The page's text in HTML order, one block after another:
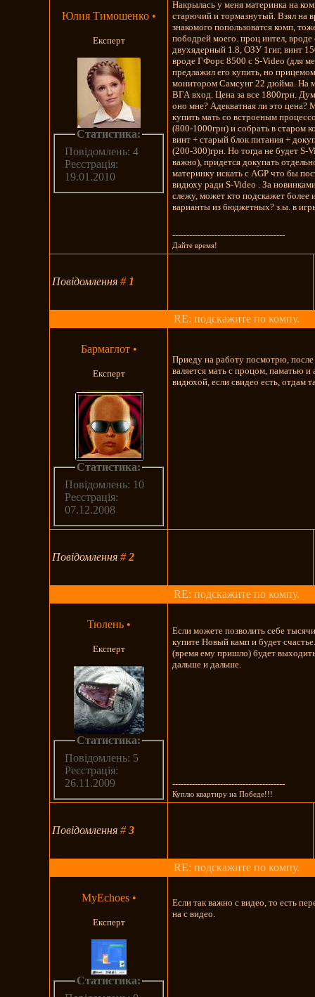
Юлия Тимошенко •
Експерт
Статистика:
Повідомлень: 4
Реєстрація:
19.01.2010
Накрылась у меня материнка на
старючий и тормазнутый. Взял на
знакомого попользоватся комп,
пободрей моего. проц интел, вроде
двухядерный 1.8, ОЗУ 1гиг, винт
вроде ГФорс 8500 с S-Video (для
предлажил его купить, но
монитором Самсунг 22 дюйма. На
ВГА вход. Цена за все 1800грн.
оно мне? Адекватная ли это
купить мать со встроеным
(800-1000грн) и собрать в старом
винт + старый блок питания +
(200-300)грн. Но тогда не будет S-
важно), придется докупать
материнку искать с AGP что бы
видюху ради S-Video . За
слежу, может кто подскажет более
варианты из бюджетных? з.ы. в
----------------------------------------
Дайте время!
Повідомлення# 1
RE: подскажите по компу.
Бармаглот •
Експерт
Статистика:
Повідомлень: 10
Реєстрація:
07.12.2008
Приеду на работу посмотрю, после
валяется мать с процом, паматью
видюхой, если свидео есть, отдам
Повідомлення#2
RE: подскажите по компу.
Тюлень •
Експерт
Статистика:
Повідомлень: 5
Реєстрація:
26.11.2009
Если можете позволить себе
купите Новый камп и будет
(время ему пришло) будет
дальше и дальше.
----------------------------------------
Куплю квартиру на Победе!!!
Повідомлення#3
RE: подскажите по компу.
MyEchoes •
Експерт
Статистика:
Если так важно с видео, то есть
на с видео.